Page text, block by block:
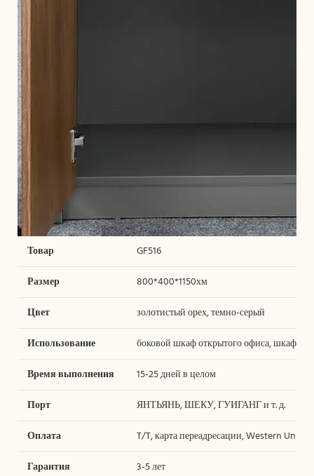
Товар
GF516
Размер
800*400*1150хм
Цвет
золотистый орех, темно-серый
Использование
боковой шкаф открытого офиса, шкаф
Время выполнения
15-25 дней в целом
Порт
ЯНТЬЯНЬ, ШЕКУ, ГУИГАНГ и т. д.
Оплата
T/T, карта переадресации, Western Union,
Гарантия
3-5 лет